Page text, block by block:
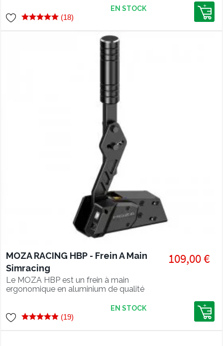
volant Direct Drive et pédalier !
(18)
EN STOCK
MOZA RACING HBP - Frein A Main
Simracing
Le MOZA HBP est un frein à main
ergonomique en aluminium de qualité
fixé sur cockpit ou sur bureau avec le
Handbrake & Shifter Table Clamp de
MOZA.
109,00 €
(19)
EN STOCK